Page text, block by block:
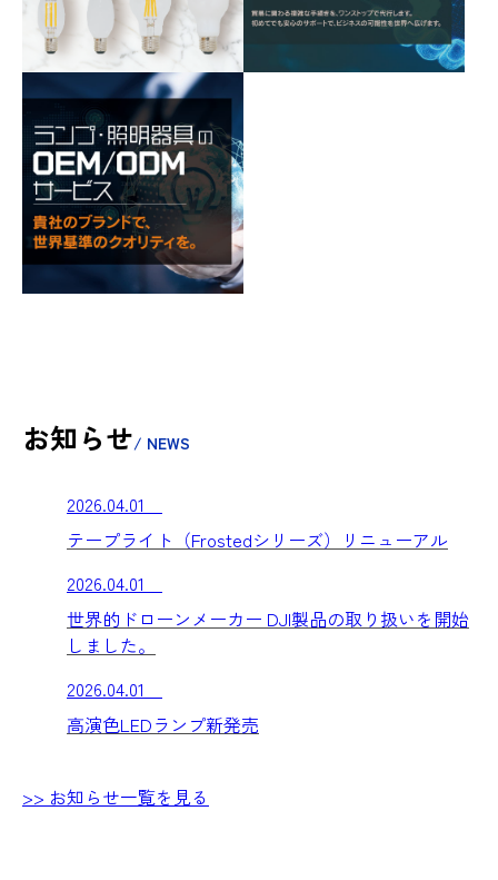
お知らせ/ NEWS
2026.04.01
テープライト（Frostedシリーズ）リニューアル
2026.04.01
世界的ドローンメーカー DJI製品の取り扱いを開始
しました。
2026.04.01
高演色LEDランプ新発売
>> お知らせ一覧を見る